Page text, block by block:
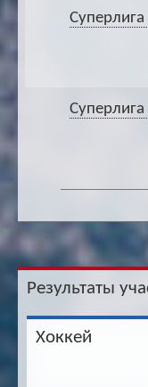
Результаты
Хоккей